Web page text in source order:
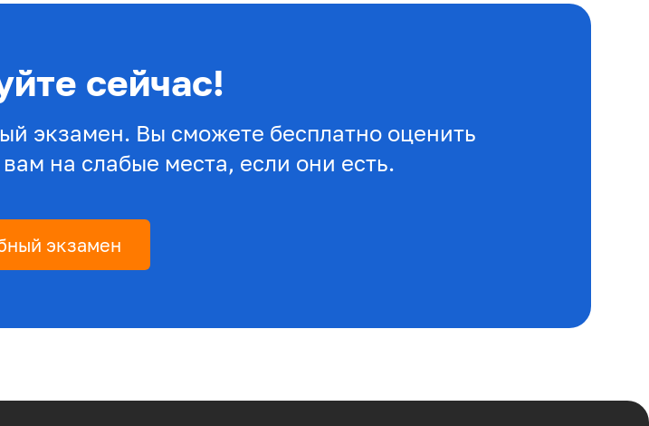
сейчас!
экзамен. Вы сможете бесплатно оценить
на слабые места, если они есть.
экзамен